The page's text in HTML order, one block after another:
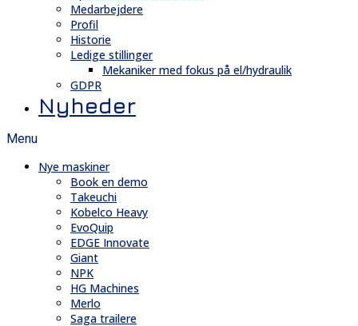
Medarbejdere
Profil
Historie
Ledige stillinger
Mekaniker med fokus på el/hydraulik
GDPR
Nyheder
Menu
Nye maskiner
Book en demo
Takeuchi
Kobelco Heavy
EvoQuip
EDGE Innovate
Giant
NPK
HG Machines
Merlo
Saga trailere